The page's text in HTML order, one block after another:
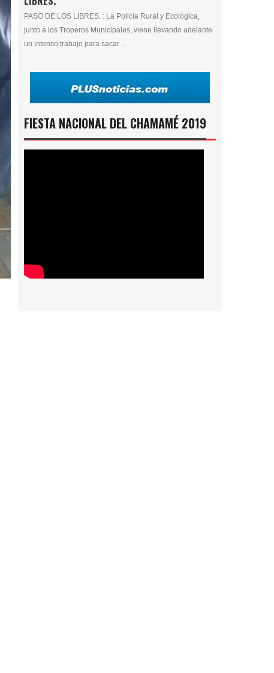
PASO DE LOS LIBRES. : La Policía Rural y Ecológica,
junto a los Troperos Municipales, viene llevando adelante
un intenso trabajo para sacar ...
FIESTA NACIONAL DEL CHAMAMÉ 2019